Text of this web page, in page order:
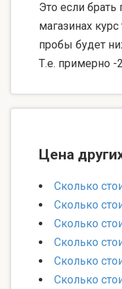
Это если
магазинах
пробы будет
Т.е. примерно -
Цена
Сколько
Сколько
Сколько
Сколько
Сколько
Сколько